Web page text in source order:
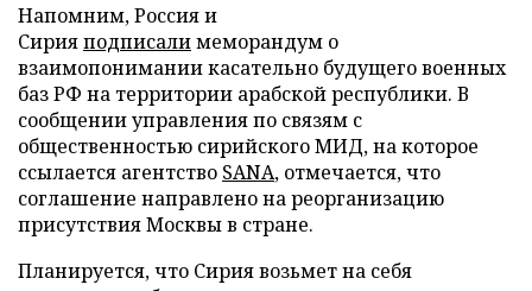
Напомним, Россия и
Сирияподписалимеморандум о
взаимопонимании касательно будущего военных
баз РФ на территории арабской республики. В
сообщении управления по связям с
общественностью сирийского МИД, на которое
ссылается агентство SANA, отмечается, что
соглашение направлено на реорганизацию
присутствия Москвы в стране.
Планируется, что Сирия возьмет на себя